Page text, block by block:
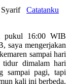
Syarif
Catatanku
pukul 16:00 WIB
saya mengerjakan
sampai hari
dimalam hari
sampai pagi, tapi
kali ini berbeda,